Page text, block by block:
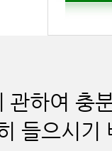
관하여 충
들으시기